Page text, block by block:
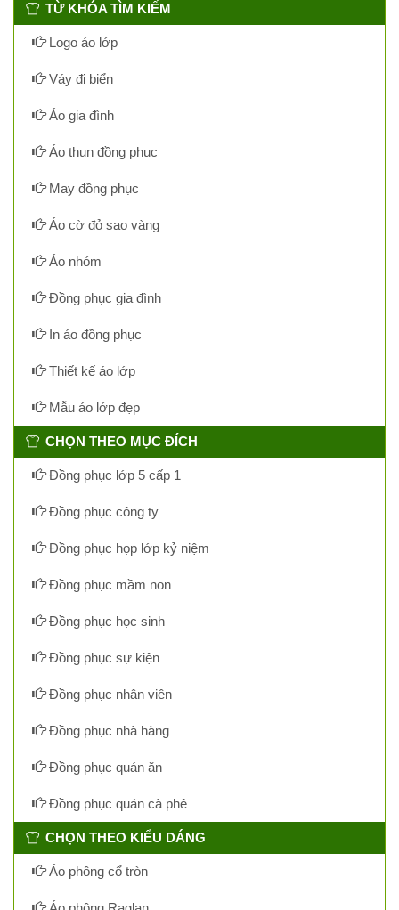
TỪ KHÓA TÌM KIẾM
Logo áo lớp
Váy đi biển
Áo gia đình
Áo thun đồng phục
May đồng phục
Áo cờ đỏ sao vàng
Áo nhóm
Đồng phục gia đình
In áo đồng phục
Thiết kế áo lớp
Mẫu áo lớp đẹp
CHỌN THEO MỤC ĐÍCH
Đồng phục lớp 5 cấp 1
Đồng phục công ty
Đồng phục họp lớp kỷ niệm
Đồng phục mầm non
Đồng phục học sinh
Đồng phục sự kiện
Đồng phục nhân viên
Đồng phục nhà hàng
Đồng phục quán ăn
Đồng phục quán cà phê
CHỌN THEO KIỂU DÁNG
Áo phông cổ tròn